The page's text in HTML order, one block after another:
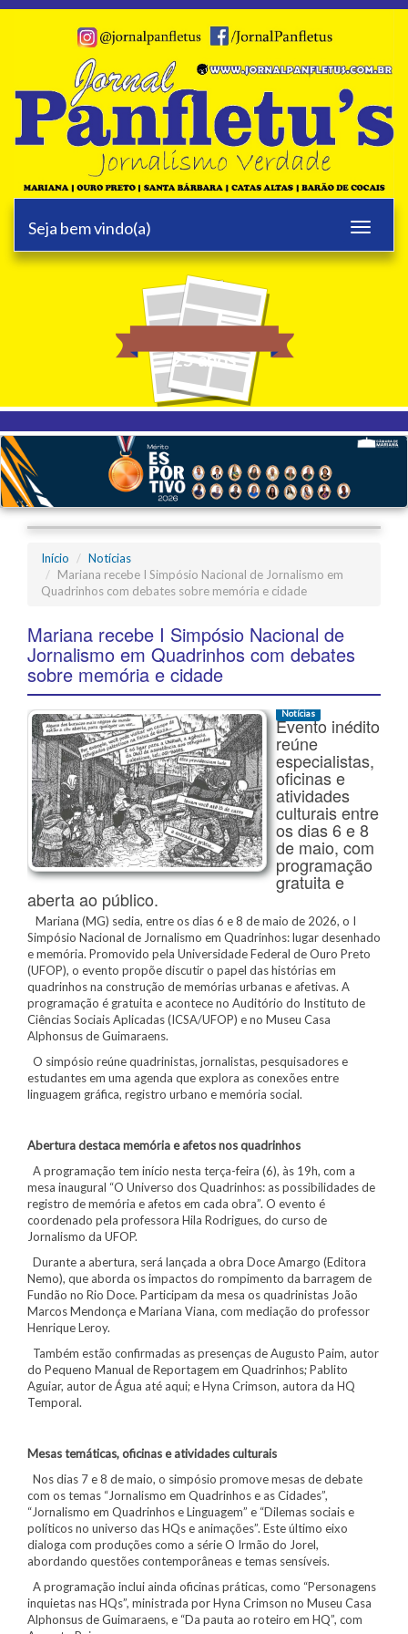
Toggle
Seja bem vindo(a)
25 anos
Início
Notícias
Mariana recebe I Simpósio Nacional de Jornalismo em
Quadrinhos com debates sobre memória e cidade
Mariana recebe I Simpósio Nacional de
Jornalismo em Quadrinhos com debates
sobre memória e cidade
Notícias
Evento inédito
reúne
especialistas,
oficinas e
atividades
culturais entre
os dias 6 e 8
de maio, com
programação
gratuita e
aberta ao público.
Mariana (MG) sedia, entre os dias 6 e 8 de maio de 2026, o I
Simpósio Nacional de Jornalismo em Quadrinhos: lugar desenhado
e memória. Promovido pela Universidade Federal de Ouro Preto
(UFOP), o evento propõe discutir o papel das histórias em
quadrinhos na construção de memórias urbanas e afetivas. A
programação é gratuita e acontece no Auditório do Instituto de
Ciências Sociais Aplicadas (ICSA/UFOP) e no Museu Casa
Alphonsus de Guimaraens.
O simpósio reúne quadrinistas, jornalistas, pesquisadores e
estudantes em uma agenda que explora as conexões entre
linguagem gráfica, registro urbano e memória social.
Abertura destaca memória e afetos nos quadrinhos
A programação tem início nesta terça-feira (6), às 19h, com a
mesa inaugural “O Universo dos Quadrinhos: as possibilidades de
registro de memória e afetos em cada obra”. O evento é
coordenado pela professora Hila Rodrigues, do curso de
Jornalismo da UFOP.
Durante a abertura, será lançada a obra Doce Amargo (Editora
Nemo), que aborda os impactos do rompimento da barragem de
Fundão no Rio Doce. Participam da mesa os quadrinistas João
Marcos Mendonça e Mariana Viana, com mediação do professor
Henrique Leroy.
Também estão confirmadas as presenças de Augusto Paim, autor
do Pequeno Manual de Reportagem em Quadrinhos; Pablito
Aguiar, autor de Água até aqui; e Hyna Crimson, autora da HQ
Temporal.
Mesas temáticas, oficinas e atividades culturais
Nos dias 7 e 8 de maio, o simpósio promove mesas de debate
com os temas “Jornalismo em Quadrinhos e as Cidades”,
“Jornalismo em Quadrinhos e Linguagem” e “Dilemas sociais e
políticos no universo das HQs e animações”. Este último eixo
dialoga com produções como a série O Irmão do Jorel,
abordando questões contemporâneas e temas sensíveis.
A programação inclui ainda oficinas práticas, como “Personagens
inquietas nas HQs”, ministrada por Hyna Crimson no Museu Casa
Alphonsus de Guimaraens, e “Da pauta ao roteiro em HQ”, com